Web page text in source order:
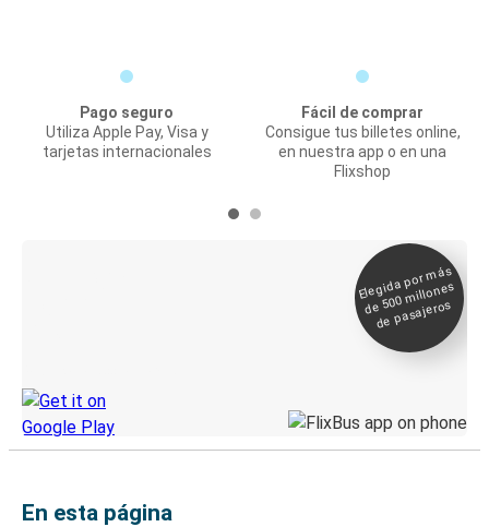
Pago seguro
Utiliza Apple Pay, Visa y
tarjetas internacionales
Fácil de comprar
Consigue tus billetes online,
en nuestra app o en una
Flixshop
Elegida por
más
de 500
millones
de pasajeros
En esta página